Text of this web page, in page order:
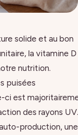
solide et au bon
la vitamine D
nutrition.
puisées
ci est
des rayons UV.
production, une